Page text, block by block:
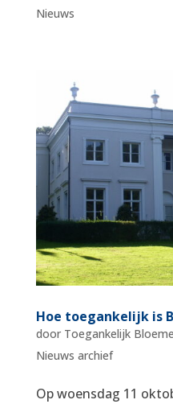
Nieuws
Hoe toegankelijk is
door Toegankelijk
Nieuws archief
Op woensdag 11